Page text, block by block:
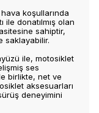
koşullarında
ile donatılmış olan
sahiptir,
saklayabilir.
ile, motosiklet
ses
birlikte, net ve
aksesuarları
deneyimini